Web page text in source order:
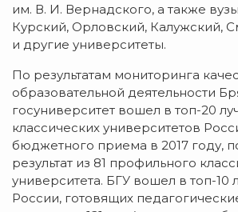
им. В. И. Вернадского, а также
Курский, Орловский, Калужский,
и другие университеты.
По результатам мониторинга
образовательной деятельности
госуниверситет вошел в топ-20
классических университетов
бюджетного приема в 2017 году,
результат из 81 профильного
университета. БГУ вошел в топ-10
России, готовящих